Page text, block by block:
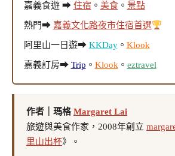
嘉義食遊 ➡ 住宿 。 美食。 景點
熱門➡ 嘉義文化路夜市住宿首選
阿里山一日遊➡ KKDay。 Klook
嘉義訂房➡ Trip 。 Klook。 eztravel
作者｜瑪格Margaret Lai
旅遊與美食作家，2008年創立
里山出杯》。